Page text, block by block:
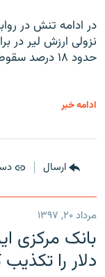
در ادامه تنش در
نزولی ارزش لیر در
حدود ۱۸ درصد سقوط کرد.
ادامه خبر
ارسال
مرداد ۲۰, ۱۳۹۷
دلار را تکذیب